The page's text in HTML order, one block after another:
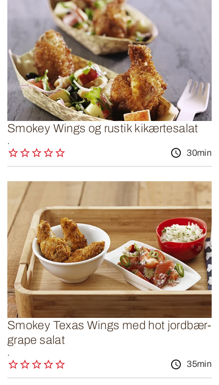
Smokey Wings og rustik kikærtesalat
.
30min
Smokey Texas Wings med hot jordbær-
grape salat
.
35min